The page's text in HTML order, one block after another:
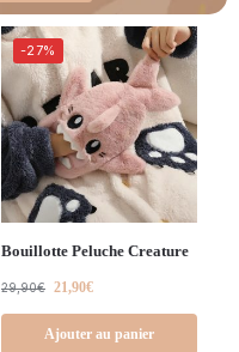
-27%
Bouillotte Peluche Creature
29,90€ 21,90€
Ajouter au panier